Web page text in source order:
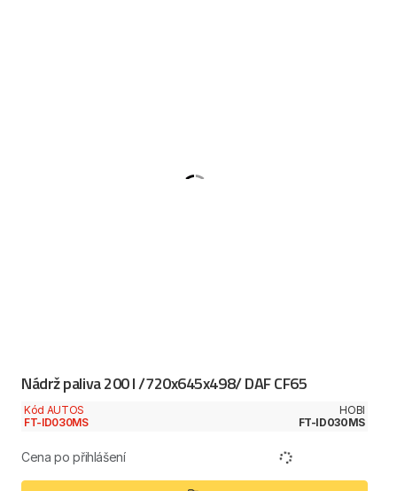
Nádrž paliva 200 l /720x645x498/ DAF CF65
Kód AUTOS
FT-ID030MS
HOBI
FT-ID030MS
Cena po přihlášení